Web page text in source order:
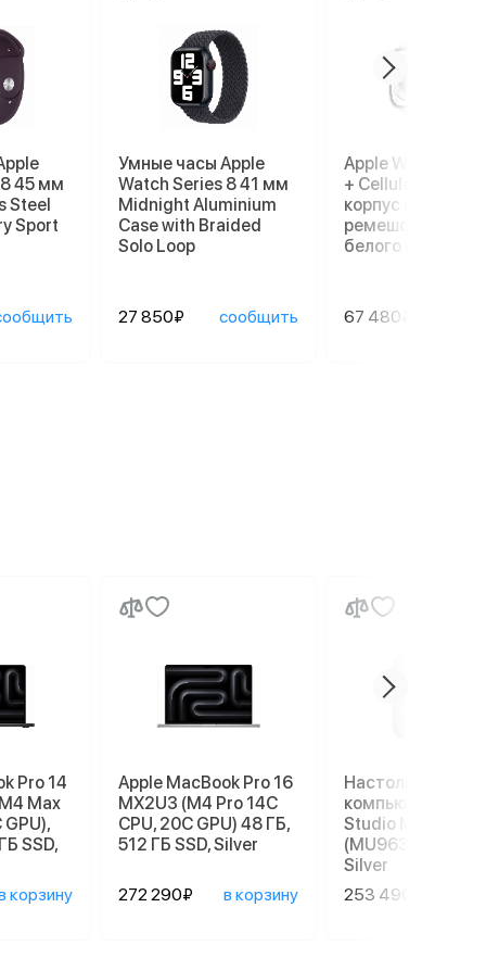
45 мм
Steel
Sport
Умные часы Apple
Watch Series 8 41 мм
Midnight Aluminium
Case with Braided
Solo Loop
27 850₽ сообщить
Apple Watch Ultra
+ Cellular, 49 мм,
корпус из титана,
ремешок Ocean
белого цвета
67 480₽
Pro 14
Max
GPU),
SSD,
корзину
Apple MacBook Pro 16
MX2U3 (M4 Pro 14C
CPU, 20C GPU) 48 ГБ,
512 ГБ SSD, Silver
272 290₽ в корзину
Настольный
компьютер
Studio M4 Max
(MU963), 36/512
Silver
253 490₽